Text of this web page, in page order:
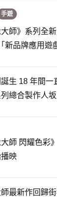
手遊
大師》系列全
新品牌應用遊
生 18 年間
總合製作人
大師 閃耀色彩
映
最新作回歸